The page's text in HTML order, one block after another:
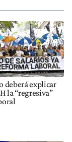
deberá explicar
la “regresiva”